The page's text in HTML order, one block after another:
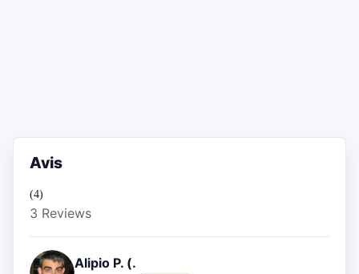
Avis
(4)
3 Reviews
Alipio P. (.